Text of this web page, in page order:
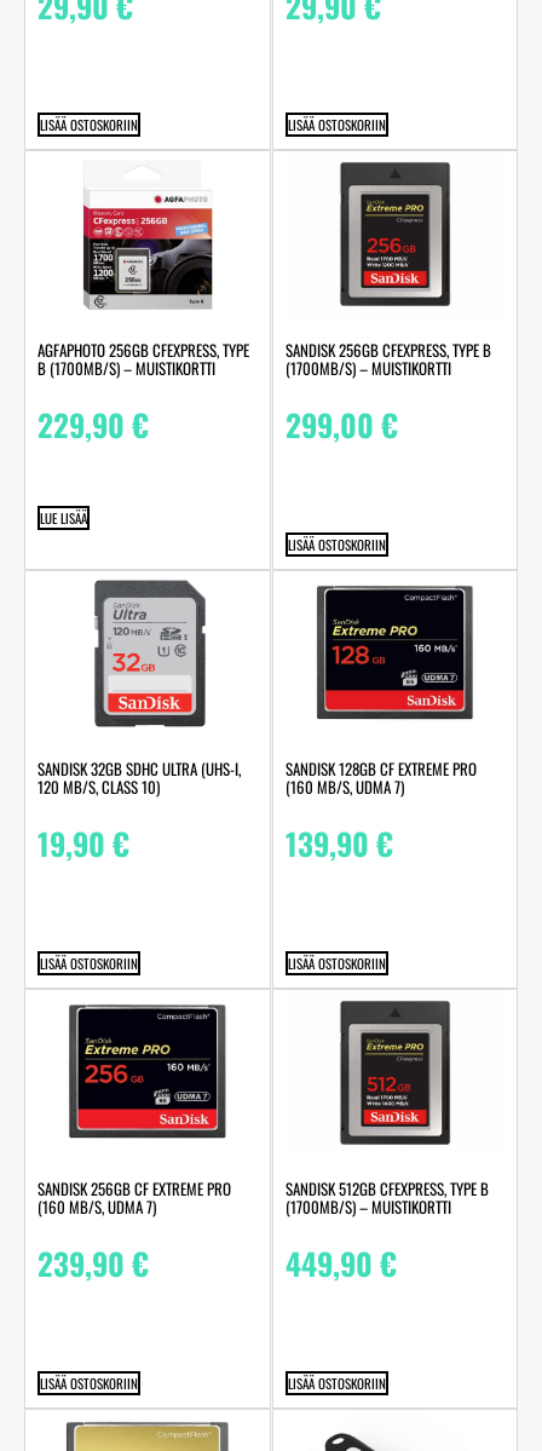
LISÄÄ OSTOSKORIIN LISÄÄ OSTOSKORIIN
AGFAPHOTO 256GB CFEXPRESS, TYPE
B (1700MB/S) – MUISTIKORTTI
229,90€
LUE LISÄÄ
SANDISK 256GB CFEXPRESS, TYPE B
(1700MB/S) – MUISTIKORTTI
299,00€
LISÄÄ OSTOSKORIIN
SANDISK 32GB SDHC ULTRA (UHS-I,
120 MB/S, CLASS 10)
19,90€
LISÄÄ OSTOSKORIIN
SANDISK 128GB CF EXTREME PRO
(160 MB/S, UDMA 7)
139,90€
LISÄÄ OSTOSKORIIN
SANDISK 256GB CF EXTREME PRO
(160 MB/S, UDMA 7)
239,90€
LISÄÄ OSTOSKORIIN
SANDISK 512GB CFEXPRESS, TYPE B
(1700MB/S) – MUISTIKORTTI
449,90€
LISÄÄ OSTOSKORIIN